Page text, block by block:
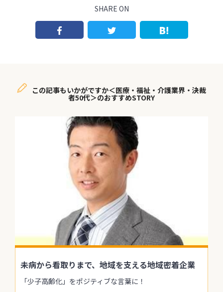
SHARE ON
この記事もいかがですか＜医療・福祉・介護業界・決裁
者50代＞のおすすめSTORY
未病から看取りまで、地域を支える地域密着企業
「少子高齢化」をポジティブな言葉に！